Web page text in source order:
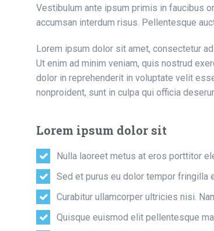
Vestibulum ante ipsum primis in faucibus
accumsan interdum risus. Pellentesque
Lorem ipsum dolor sit amet, consectetur
Ut enim ad minim veniam, quis nostrud
dolor in reprehenderit in voluptate velit
nonproident, sunt in culpa qui officia
Lorem ipsum dolor sit
Nulla laoreet metus at eros porttitor
Sed et purus eu dolor tempor fringilla
Curabitur ullamcorper ultricies nisi.
Quisque euismod elit pellentesque